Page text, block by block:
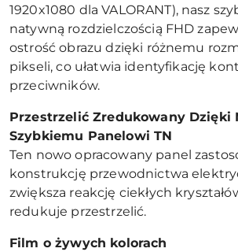
1920x1080 dla VALORANT), nasz
natywną rozdzielczością FHD
ostrość obrazu dzięki różnemu
pikseli, co ułatwia identyfikację
przeciwników.
Przestrzelić Zredukowany Dzięki
Szybkiemu Panelowi TN
Ten nowo opracowany panel
konstrukcję przewodnictwa
zwiększa reakcję ciekłych
redukuje przestrzelić.
Film o żywych kolorach